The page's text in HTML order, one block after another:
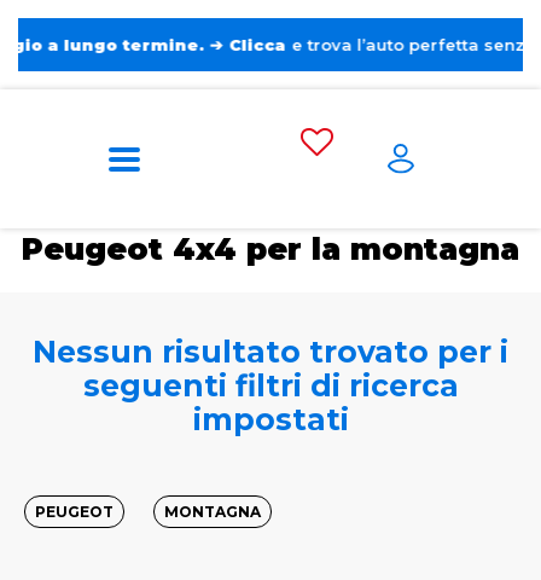
lungo termine. ➔ Clicca e trova l’auto perfetta senza
Home
4x4 per la
Peugeot 4x4 per la montagna
Nessun risultato trovato per i
seguenti filtri di ricerca
impostati
PEUGEOT MONTAGNA